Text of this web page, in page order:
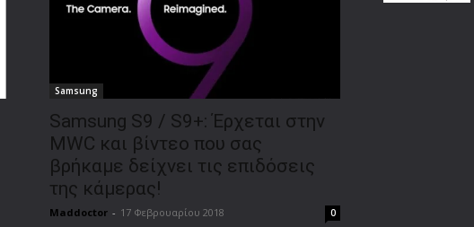
Samsung
Samsung S9 / S9+: Έρχεται στην
MWC και βίντεο που σας
βρήκαμε δείχνει τις επιδόσεις
της κάμερας!
Maddoctor - 17 Φεβρουαρίου 2018 0